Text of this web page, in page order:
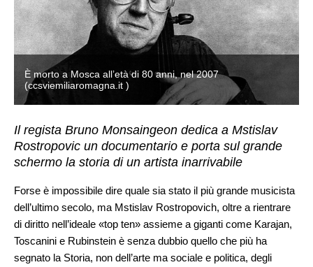
È morto a Mosca all’età di 80 anni, nel 2007
(ccsviemiliaromagna.it )
Il regista Bruno Monsaingeon dedica a Mstislav
Rostropovic un documentario e porta sul grande
schermo la storia di un artista inarrivabile
Forse è impossibile dire quale sia stato il più grande musicista
dell’ultimo secolo, ma Mstislav Rostropovich, oltre a rientrare
di diritto nell’ideale «top ten» assieme a giganti come Karajan,
Toscanini e Rubinstein è senza dubbio quello che più ha
segnato la Storia, non dell’arte ma sociale e politica, degli